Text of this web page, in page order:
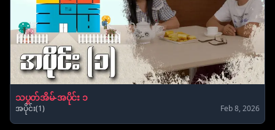
သပွတ်အိမ်-အပိုင်း ၁
အပိုင်း(1) Feb 8, 2026